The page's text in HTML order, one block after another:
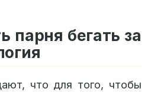
парня бегать за
что для того, чтобы